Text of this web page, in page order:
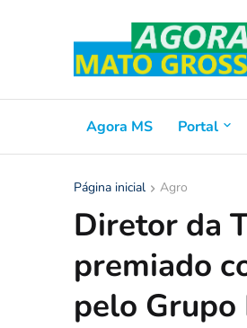
Agora MS Portal
Página inicial Agro
Diretor da
premiado
pelo Grupo